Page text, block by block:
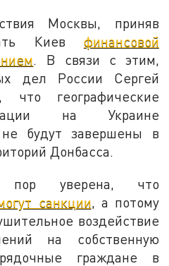
Москвы, приняв
Киев финансовой
. В связи с этим,
дел России Сергей
что географические
на Украине
будут завершены в
Донбасса.
уверена, что
санкции, а потому
воздействие
на собственную
граждане в